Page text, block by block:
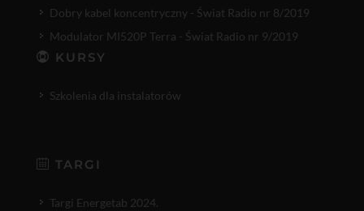
Dobry kabel koncentryczny - Świat Radio nr 8/2019
Modulator MI520P Terra - Świat Radio nr 9/2019
KURSY
Szkolenia dla instalatorów
TARGI
Targi Energetab 2024.